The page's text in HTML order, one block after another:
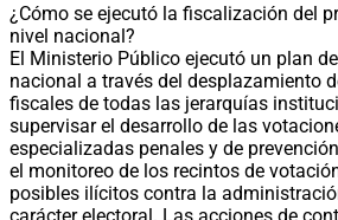
¿Cómo se ejecutó la fiscalización del
nivel nacional?
El Ministerio Público ejecutó un plan
nacional a través del desplazamiento
fiscales de todas las jerarquías
supervisar el desarrollo de las
especializadas penales y de
el monitoreo de los recintos de
posibles ilícitos contra la